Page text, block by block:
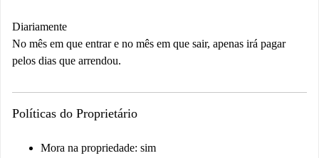
Diariamente
No mês em que entrar e no mês em que sair, apenas irá pagar
pelos dias que arrendou.
Políticas do Proprietário
Mora na propriedade: sim